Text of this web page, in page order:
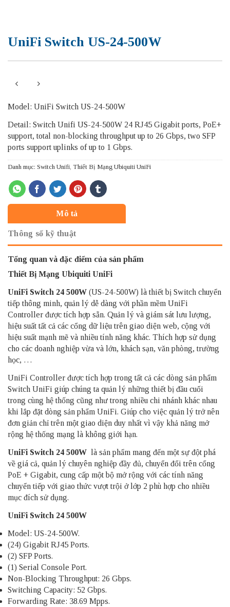
UniFi Switch US-24-500W
Model: UniFi Switch US-24-500W
Detail: Switch Unifi US-24-500W 24 RJ45 Gigabit ports, PoE+
support, total non-blocking throughput up to 26 Gbps, two SFP
ports support uplinks of up to 1 Gbps.
Danh mục: Switch Unifi Thiết Bị Mạng Ubiquiti UniFi
Mô tả
Thông số kỹ thuật
Tổng quan và đặc điểm của sản phẩm
Thiết Bị Mạng Ubiquiti UniFi
UniFi Switch 24 500W (US-24-500W) là thiết bị Switch chuyển
tiếp thông minh, quản lý dễ dàng với phần mềm UniFi
Controller được tích hợp sẵn. Quản lý và giám sát lưu lượng,
hiệu suất tất cả các cổng dữ liệu trên giao diện web, cộng với
hiệu suất mạnh mẽ và nhiều tính năng khác. Thích hợp sử dụng
cho các doanh nghiệp vừa và lớn, khách sạn, văn phòng, trường
học, …
UniFi Controller được tích hợp trong tất cả các dòng sản phẩm
Switch UniFi giúp chúng ta quản lý những thiết bị đầu cuối
trong cùng hệ thống cũng như trong nhiều chi nhánh khác nhau
khi lắp đặt dòng sản phẩm UniFi. Giúp cho việc quản lý trở nên
đơn giản chỉ trên một giao diện duy nhất vì vậy khả năng mở
rộng hệ thống mạng là không giới hạn.
UniFi Switch 24 500W là sản phẩm mang đến một sự đột phá
về giá cả, quản lý chuyên nghiệp đầy đủ, chuyển đổi trên cổng
PoE + Gigabit, cung cấp một bộ mở rộng với các tính năng
chuyển tiếp với giao thức vượt trội ở lớp 2 phù hợp cho nhiều
mục đích sử dụng.
UniFi Switch 24 500W
Model: US-24-500W.
(24) Gigabit RJ45 Ports.
(2) SFP Ports.
(1) Serial Console Port.
Non-Blocking Throughput: 26 Gbps.
Switching Capacity: 52 Gbps.
Forwarding Rate: 38.69 Mpps.